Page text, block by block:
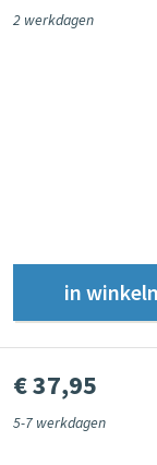
2 werkdagen
€ 37,95
5-7 werkdagen